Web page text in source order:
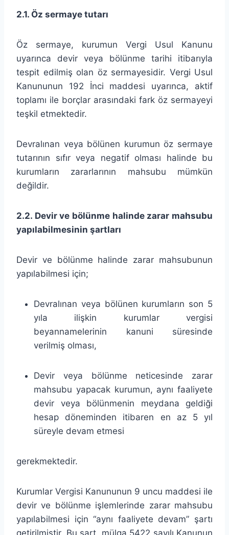
2.1. Öz sermaye tutarı
Öz sermaye, kurumun Vergi Usul Kanunu
uyarınca devir veya bölünme tarihi itibarıyla
tespit edilmiş olan öz sermayesidir. Vergi Usul
Kanununun 192 İnci maddesi uyarınca, aktif
toplamı ile borçlar arasındaki fark öz sermayeyi
teşkil etmektedir.
Devralınan veya bölünen kurumun öz sermaye
tutarının sıfır veya negatif olması halinde bu
kurumların zararlarının mahsubu mümkün
değildir.
2.2. Devir ve bölünme halinde zarar mahsubu
yapılabilmesinin şartları
Devir ve bölünme halinde zarar mahsubunun
yapılabilmesi için;
Devralınan veya bölünen kurumların son 5
yıla ilişkin kurumlar vergisi
beyannamelerinin kanuni süresinde
verilmiş olması,
Devir veya bölünme neticesinde zarar
mahsubu yapacak kurumun, aynı faaliyete
devir veya bölünmenin meydana geldiği
hesap döneminden itibaren en az 5 yıl
süreyle devam etmesi
gerekmektedir.
Kurumlar Vergisi Kanununun 9 uncu maddesi ile
devir ve bölünme işlemlerinde zarar mahsubu
yapılabilmesi için “aynı faaliyete devam” şartı
getirilmiştir. Bu şart, mülga 5422 sayılı Kanunun